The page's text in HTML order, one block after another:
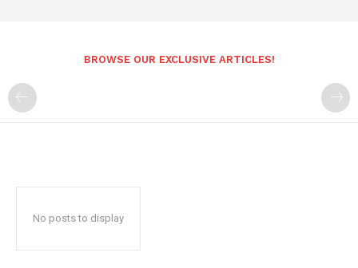
BROWSE OUR EXCLUSIVE ARTICLES!
No posts to display